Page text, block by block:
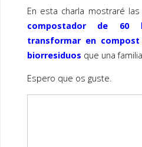
En esta charla mostraré las
compostador de 60
transformar en
biorresiduos que una
Espero que os guste.